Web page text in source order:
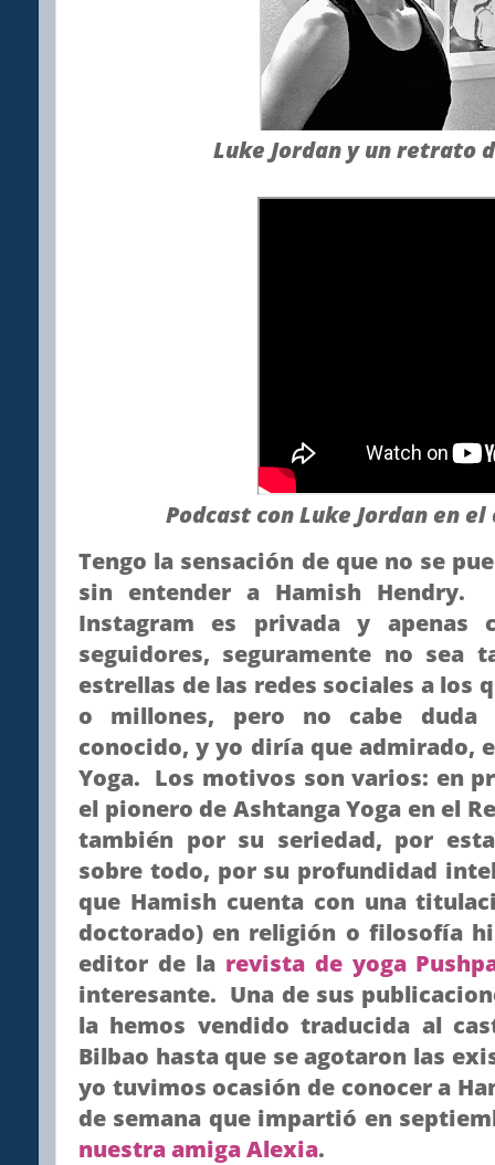
Luke Jordan y un retrato
Podcast con Luke Jordan en
Tengo la sensación de que no se
sin entender a Hamish Hendry.
Instagram es privada y apenas
seguidores, seguramente no sea
estrellas de las redes sociales a los
o millones, pero no cabe duda
conocido, y yo diría que admirado,
Yoga. Los motivos son varios: en
el pionero de Ashtanga Yoga en el
también por su seriedad, por
sobre todo, por su profundidad
que Hamish cuenta con una
doctorado) en religión o filosofía
editor de la revista de yoga
interesante. Una de sus
la hemos vendido traducida al
Bilbao hasta que se agotaron las
yo tuvimos ocasión de conocer a
de semana que impartió en
nuestra amiga Alexia.